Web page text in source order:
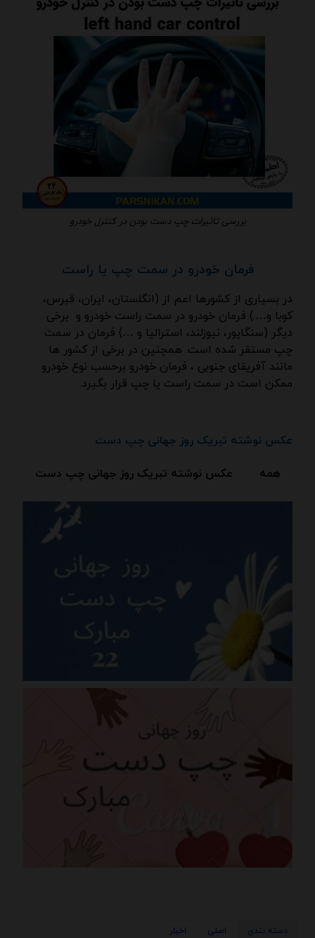
بررسی تاثیرات چپ دست بودن در کنترل خودرو
فرمان خودرو در سمت چپ یا راست
در بسیاری از کشورها اعم از (انگلستان، ایران، قبرس،
کوبا و….) فرمان خودرو در سمت راست خودرو و برخی
دیگر (سنگاپور، نیوزلند، استرالیا و …) فرمان در سمت
چپ مستقر شده است. همچنین در برخی از کشور ها
مانند آفریقای جنوبی ، فرمان خودرو برحسب نوع خودرو
ممکن است در سمت راست یا چپ قرار بگیرد.
عکس نوشته تبریک روز جهانی چپ دست
همه عکس نوشته تبریک روز جهانی چپ دست
دسته بندی اصلی اخبار